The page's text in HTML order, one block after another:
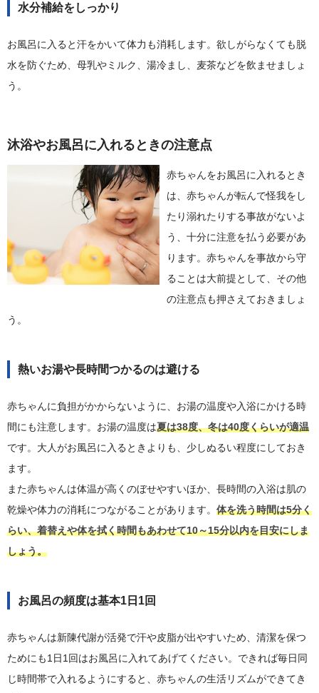
水分補給をしっかり
お風呂に入ると汗をかいて体力も消耗します。欲しがらなくても脱
水を防ぐため、母乳やミルク、湯冷まし、麦茶などを飲ませましょ
う。
沐浴やお風呂に入れるときの注意点
赤ちゃんをお風呂に入れるとき
は、赤ちゃんが転んで怪我をし
たり溺れたりする事故がないよ
う、十分に注意を払う必要があ
ります。赤ちゃんを事故から守
ることは大前提として、その他
の注意点も押さえておきましょ
う。
熱いお湯や長時間つかるのは避ける
赤ちゃんに負担がかからないように、お湯の温度や入浴にかける時
間にも注意します。お湯の温度は夏は38度、冬は40度くらいが適温
です。大人がお風呂に入るときよりも、少しぬるい程度にしておき
ます。
また赤ちゃんは体温が高くのぼせやすいほか、長時間の入浴は肌の
乾燥や体力の消耗につながることがあります。 体を洗う時間は5分く
らい、着替えや体を拭く時間もあわせて10～15分以内を目安にしま
しょう。
お風呂の頻度は基本1日1回
赤ちゃんは新陳代謝が活発で汗や皮脂が出やすいため、清潔を保つ
ためにも1日1回はお風呂に入れてあげてください。できれば毎日同
じ時間帯で入れるようにすると、赤ちゃんの生活リズムができてき